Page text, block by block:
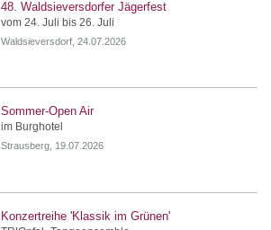
48. Waldsieversdorfer Jägerfest
vom 24. Juli bis 26. Juli
Waldsieversdorf, 24.07.2026
Sommer-Open Air
im Burghotel
Strausberg, 19.07.2026
Konzertreihe 'Klassik im Grünen'